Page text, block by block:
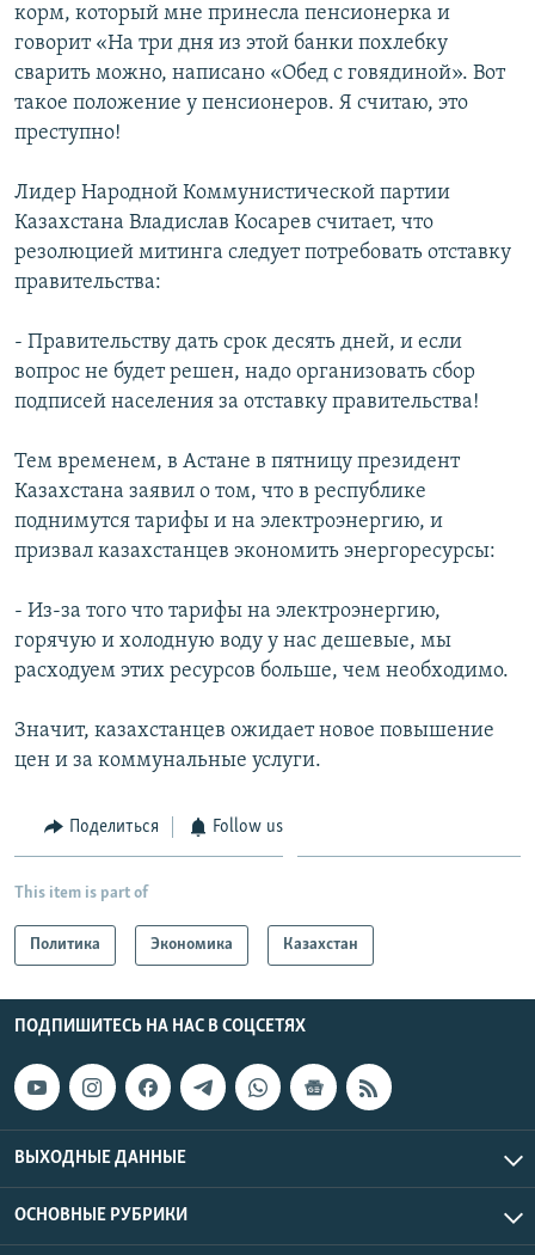
корм, который мне принесла пенсионерка и
говорит «На три дня из этой банки похлебку
сварить можно, написано «Обед с говядиной». Вот
такое положение у пенсионеров. Я считаю, это
преступно!
Лидер Народной Коммунистической партии
Казахстана Владислав Косарев считает, что
резолюцией митинга следует потребовать отставку
правительства:
- Правительству дать срок десять дней, и если
вопрос не будет решен, надо организовать сбор
подписей населения за отставку правительства!
Тем временем, в Астане в пятницу президент
Казахстана заявил о том, что в республике
поднимутся тарифы и на электроэнергию, и
призвал казахстанцев экономить энергоресурсы:
- Из-за того что тарифы на электроэнергию,
горячую и холодную воду у нас дешевые, мы
расходуем этих ресурсов больше, чем необходимо.
Значит, казахстанцев ожидает новое повышение
цен и за коммунальные услуги.
Поделиться Follow us
This item is part of
Политика Экономика Казахстан
ПОДПИШИТЕСЬ НА НАС В СОЦСЕТЯХ
ВЫХОДНЫЕ ДАННЫЕ
ОСНОВНЫЕ РУБРИКИ